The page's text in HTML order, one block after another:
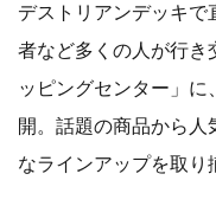
デストリアンデッキで
者など多くの人が行き
ッピングセンター」
開。話題の商品から
なラインアップを取り